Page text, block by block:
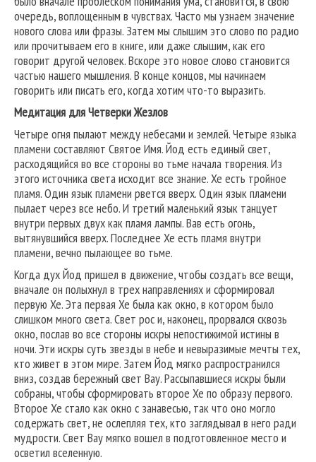
очередь, воплощенным в чувствах. Часто мы узнаем значение
нового слова или фразы. Затем мы слышим это слово по радио
или прочитываем его в книге, или даже слышим, как его
говорит другой человек. Вскоре это новое слово становится
частью нашего мышления. В конце концов, мы начинаем
говорить или писать его, когда хотим что-то выразить.
Медитация для Четверки Жезлов
Четыре огня пылают между небесами и землей. Четыре языка
пламени составляют Святое Имя. Йод есть единый свет,
расходящийся во все стороны во тьме начала творения. Из
этого источника света исходит все знание. Хе есть тройное
пламя. Один язык пламени рвется вверх. Один язык пламени
пылает через все небо. И третий маленький язык танцует
внутри первых двух как пламя лампы. Вав есть огонь,
вытянувшийся вверх. Последнее Хе есть пламя внутри
пламени, вечно пылающее во тьме.
Когда дух Йод пришел в движение, чтобы создать все вещи,
вначале он полыхнул в трех направлениях и сформировал
первую Хе. Эта первая Хе была как окно, в котором было
слишком много света. Свет рос и, наконец, прорвался сквозь
окно, послав во все стороны искры непостижимой истины в
ночи. Эти искры суть звезды в небе и невыразимые мечты тех,
кто живет в этом мире. Затем Йод мягко распространился
вниз, создав бережный свет Вау. Рассыпавшиеся искры были
собраны, чтобы сформировать второе Хе по образу первого.
Второе Хе стало как окно с занавесью, так что оно могло
содержать свет, не ослепляя тех, кто заглядывал в него ради
мудрости. Свет Вау мягко вошел в подготовленное место и
осветил вселенную.